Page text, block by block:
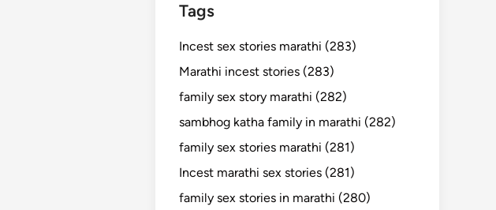
Tags
Incest sex stories marathi (283)
Marathi incest stories (283)
family sex story marathi (282)
sambhog katha family in marathi (282)
family sex stories marathi (281)
Incest marathi sex stories (281)
family sex stories in marathi (280)